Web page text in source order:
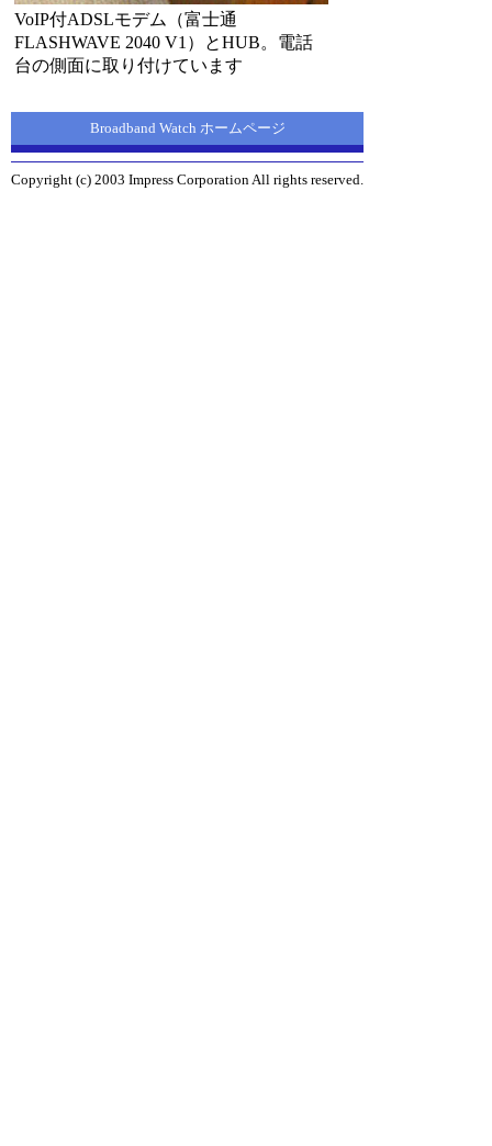
VoIP付ADSLモデム（富士通
FLASHWAVE 2040 V1）とHUB。電話
台の側面に取り付けています
Broadband Watch ホームページ
Copyright (c) 2003 Impress Corporation All rights reserved.